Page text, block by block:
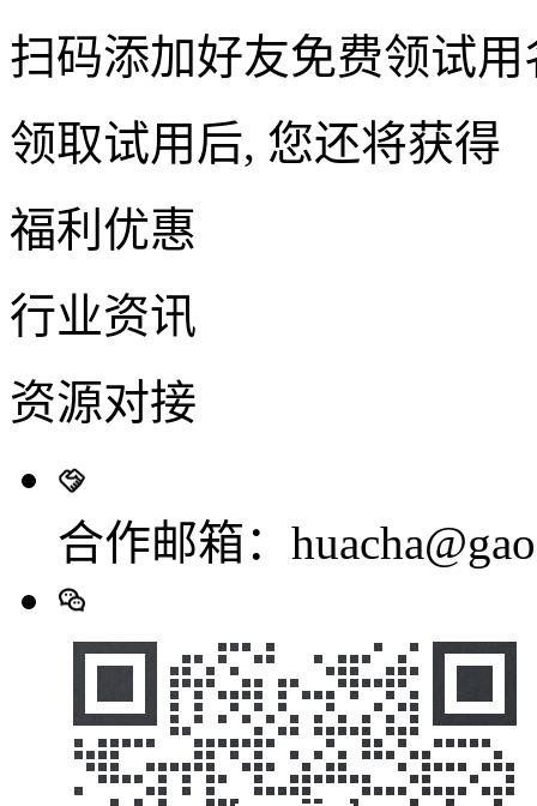
扫码添加好友免费领试用
领取试用后, 您还将获得
福利优惠
行业资讯
资源对接
合作邮箱：